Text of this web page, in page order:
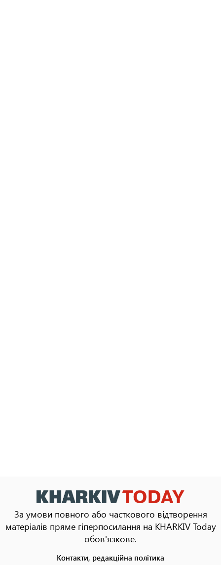
За умови повного або часткового відтворення
матеріалів пряме гіперпосилання на KHARKIV Today
обов'язкове.
Контакти, редакційна політика